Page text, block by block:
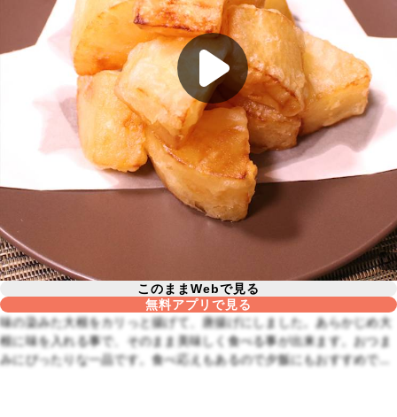
このままWebで見る
無料アプリで見る
味の染みた大根をカリっと揚げて、唐揚げにしました。あらかじめ大
根に味を入れる事で、そのまま美味しく食べる事が出来ます。おつま
みにぴったりな一品です。食べ応えもあるので夕飯にもおすすめです